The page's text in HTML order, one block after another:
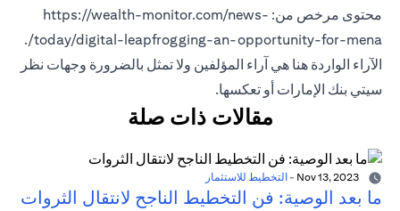
محتوى مرخص من: https://wealth-monitor.com/news-
today/digital-leapfrogging-an-opportunity-for-mena/.
الآراء الواردة هنا هي آراء المؤلفين ولا تمثل بالضرورة وجهات نظر
سيتي بنك الإمارات أو تعكسها.
مقالات ذات صلة
- التخطيط للاستثمار
ما بعد الوصية: فن التخطيط الناجح لانتقال الثروات